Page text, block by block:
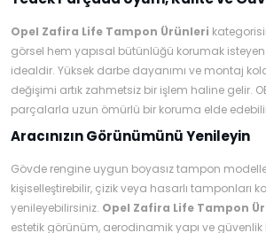
Opel Zafira Life Tampon Ürünleri
görsel hem yapısal bütünlüğü korumak isteyen
idealdir. Yüksek darbe dayanımı ve montaj
değişimi artık zahmetsiz bir işlem haline gelir.
parçalarla uzun ömürlü bir koruma elde
Aracınızın Görünümünü Yenileyin
Gövde rengine uygun boyasız tampon
kişiselleştirebilir, çizik veya hasarlı tamponları
yenileyebilirsiniz. Opel Zafira Life Tampon
estetik görünüm, aerodinamik yapı ve